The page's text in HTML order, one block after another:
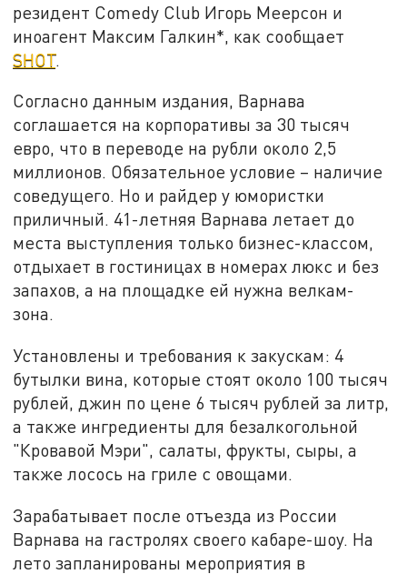
резидент Comedy Club Игорь Меерсон и
иноагент Максим Галкин*, как сообщает
SHOT.
Согласно данным издания, Варнава
соглашается на корпоративы за 30 тысяч
евро, что в переводе на рубли около 2,5
миллионов. Обязательное условие – наличие
соведущего. Но и райдер у юмористки
приличный. 41-летняя Варнава летает до
места выступления только бизнес-классом,
отдыхает в гостиницах в номерах люкс и без
запахов, а на площадке ей нужна велкам-
зона.
Установлены и требования к закускам: 4
бутылки вина, которые стоят около 100 тысяч
рублей, джин по цене 6 тысяч рублей за литр,
а также ингредиенты для безалкогольной
"Кровавой Мэри", салаты, фрукты, сыры, а
также лосось на гриле с овощами.
Зарабатывает после отъезда из России
Варнава на гастролях своего кабаре-шоу. На
лето запланированы мероприятия в